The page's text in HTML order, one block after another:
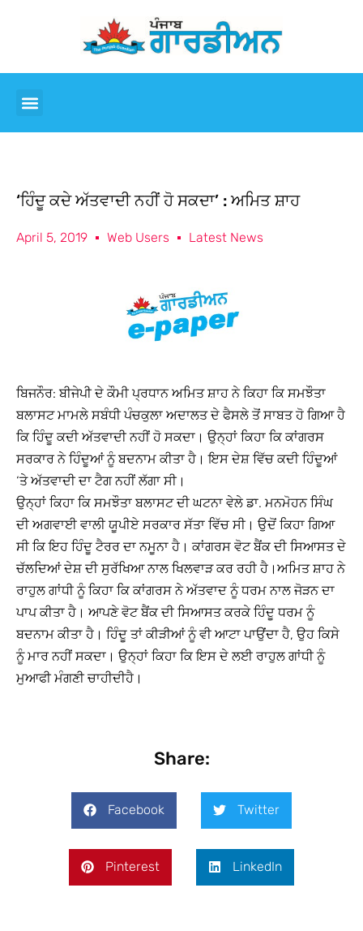
‘ਹਿੰਦੂ ਕਦੇ ਅੱਤਵਾਦੀ ਨਹੀਂ ਹੋ ਸਕਦਾ’ : ਅਮਿਤ ਸ਼ਾਹ
April 5, 2019 Web Users Latest News
ਬਿਜਨੌਰ: ਬੀਜੇਪੀ ਦੇ ਕੌਮੀ ਪ੍ਰਧਾਨ ਅਮਿਤ ਸ਼ਾਹ ਨੇ ਕਿਹਾ ਕਿ ਸਮਝੌਤਾ
ਬਲਾਸਟ ਮਾਮਲੇ ਸਬੰਧੀ ਪੰਚਕੁਲਾ ਅਦਾਲਤ ਦੇ ਫੈਸਲੇ ਤੋਂ ਸਾਬਤ ਹੋ ਗਿਆ ਹੈ
ਕਿ ਹਿੰਦੂ ਕਦੀ ਅੱਤਵਾਦੀ ਨਹੀਂ ਹੋ ਸਕਦਾ। ਉਨ੍ਹਾਂ ਕਿਹਾ ਕਿ ਕਾਂਗਰਸ
ਸਰਕਾਰ ਨੇ ਹਿੰਦੂਆਂ ਨੂੰ ਬਦਨਾਮ ਕੀਤਾ ਹੈ। ਇਸ ਦੇਸ਼ ਵਿੱਚ ਕਦੀ ਹਿੰਦੂਆਂ
‘ਤੇ ਅੱਤਵਾਦੀ ਦਾ ਟੈਗ ਨਹੀਂ ਲੱਗਾ ਸੀ।
ਉਨ੍ਹਾਂ ਕਿਹਾ ਕਿ ਸਮਝੌਤਾ ਬਲਾਸਟ ਦੀ ਘਟਨਾ ਵੇਲੇ ਡਾ. ਮਨਮੋਹਨ ਸਿੰਘ
ਦੀ ਅਗਵਾਈ ਵਾਲੀ ਯੂਪੀਏ ਸਰਕਾਰ ਸੱਤਾ ਵਿੱਚ ਸੀ। ਉਦੋਂ ਕਿਹਾ ਗਿਆ
ਸੀ ਕਿ ਇਹ ਹਿੰਦੂ ਟੈਰਰ ਦਾ ਨਮੂਨਾ ਹੈ। ਕਾਂਗਰਸ ਵੋਟ ਬੈਂਕ ਦੀ ਸਿਆਸਤ ਦੇ
ਚੱਲਦਿਆਂ ਦੇਸ਼ ਦੀ ਸੁਰੱਖਿਆ ਨਾਲ ਖਿਲਵਾੜ ਕਰ ਰਹੀ ਹੈ।ਅਮਿਤ ਸ਼ਾਹ ਨੇ
ਰਾਹੁਲ ਗਾਂਧੀ ਨੂੰ ਕਿਹਾ ਕਿ ਕਾਂਗਰਸ ਨੇ ਅੱਤਵਾਦ ਨੂੰ ਧਰਮ ਨਾਲ ਜੋੜਨ ਦਾ
ਪਾਪ ਕੀਤਾ ਹੈ। ਆਪਣੇ ਵੋਟ ਬੈਂਕ ਦੀ ਸਿਆਸਤ ਕਰਕੇ ਹਿੰਦੂ ਧਰਮ ਨੂੰ
ਬਦਨਾਮ ਕੀਤਾ ਹੈ। ਹਿੰਦੂ ਤਾਂ ਕੀੜੀਆਂ ਨੂੰ ਵੀ ਆਟਾ ਪਾਉਂਦਾ ਹੈ, ਉਹ ਕਿਸੇ
ਨੂੰ ਮਾਰ ਨਹੀਂ ਸਕਦਾ। ਉਨ੍ਹਾਂ ਕਿਹਾ ਕਿ ਇਸ ਦੇ ਲਈ ਰਾਹੁਲ ਗਾਂਧੀ ਨੂੰ
ਮੁਆਫੀ ਮੰਗਣੀ ਚਾਹੀਦੀਹੈ।
Share:
Facebook Twitter
Pinterest LinkedIn